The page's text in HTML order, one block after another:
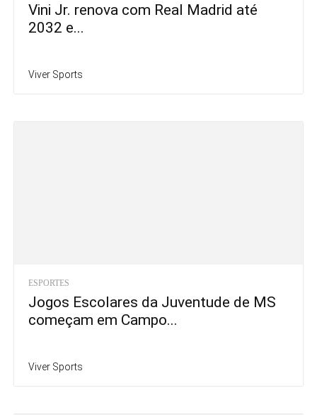
Vini Jr. renova com Real Madrid até
2032 e...
Viver Sports
ESPORTES
Jogos Escolares da Juventude de MS
começam em Campo...
Viver Sports